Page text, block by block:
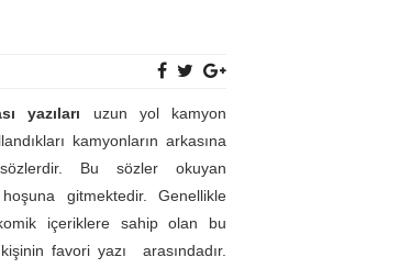
yazıları uzun yol kamyon
kamyonların arkasına
sözlerdir. Bu sözler okuyan
gitmektedir. Genellikle
içeriklere sahip olan bu
favori yazı arasındadır.